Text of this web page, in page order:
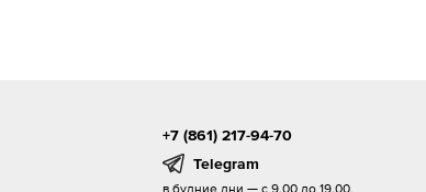
+7 (861) 217-94-70
Telegram
в будние дни — с 9.00 до 19.00,